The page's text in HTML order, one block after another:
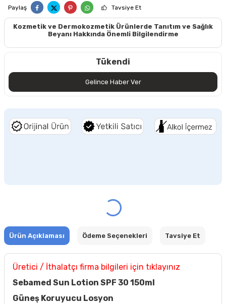
Paylaş Tavsiye Et
Kozmetik ve Dermokozmetik Ürünlerde Tanıtım ve Sağlık
Beyanı Hakkında Önemli Bilgilendirme
Tükendi
Gelince Haber Ver
Ürün Açıklaması Ödeme Seçenekleri Tavsiye Et
Üretici / İthalatçı firma bilgileri için tıklayınız
Sebamed Sun Lotion SPF 30 150ml
Güneş Koruyucu Losyon